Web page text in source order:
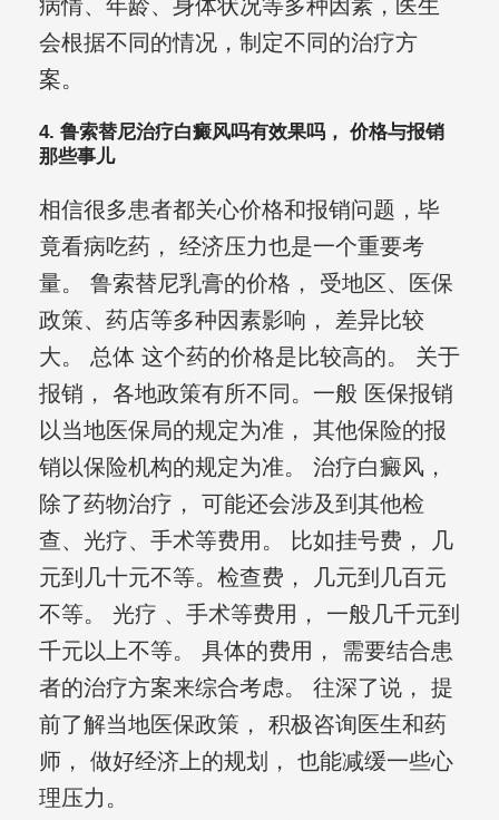
病情、年龄、身体状况等多种因素，医生
会根据不同的情况，制定不同的治疗方
案。
4. 鲁索替尼治疗白癜风吗有效果吗， 价格与报销
那些事儿
相信很多患者都关心价格和报销问题，毕
竟看病吃药， 经济压力也是一个重要考
量。 鲁索替尼乳膏的价格， 受地区、医保
政策、药店等多种因素影响， 差异比较
大。 总体 这个药的价格是比较高的。 关于
报销， 各地政策有所不同。一般 医保报销
以当地医保局的规定为准， 其他保险的报
销以保险机构的规定为准。 治疗白癜风，
除了药物治疗， 可能还会涉及到其他检
查、光疗、手术等费用。 比如挂号费， 几
元到几十元不等。检查费， 几元到几百元
不等。 光疗 、手术等费用， 一般几千元到
千元以上不等。 具体的费用， 需要结合患
者的治疗方案来综合考虑。 往深了说， 提
前了解当地医保政策， 积极咨询医生和药
师， 做好经济上的规划， 也能减缓一些心
理压力。